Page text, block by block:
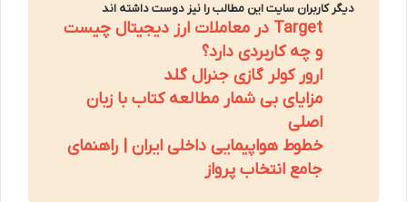
دیگر کاربران سایت این مطالب را نیز دوست داشته اند
Target در معاملات ارز دیجیتال چیست
و چه کاربردی دارد؟
ارور کولر گازی جنرال گلد
مزایای بی شمار مطالعه کتاب با زبان
اصلی
خطوط هواپیمایی داخلی ایران | راهنمای
جامع انتخاب پرواز